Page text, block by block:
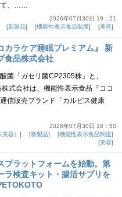
て、……
2026年07月30日 19：21
新製品 機能性表示食品制度 美容
カラケア睡眠プレミアム』 新
食品株式会社
菌「ガセリ菌CP2305株」と、
式会社は、機能性表示食品『ココ
信販売ブランド「カルピス健康
2026年07月30日 18：50
容） 新製品
機能性表示食品制度
美容
プラットフォームを始動。第
ラ検査キット・腸活サプリを